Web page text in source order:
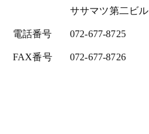
ササマツ第二ビル
電話番号 072-677-8725
FAX番号 072-677-8726